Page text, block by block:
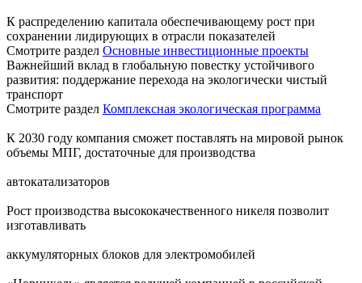
К распределению капитала обеспечивающему рост при
сохранении лидирующих в отрасли показателей
Смотрите раздел Основные инвестиционные проекты
Важнейший вклад в глобальную повестку устойчивого
развития: поддержание перехода на экологически чистый
транспорт
Смотрите раздел Комплексная экологическая программа
К 2030 году компания сможет поставлять на мировой рынок
объемы МПГ, достаточные для производства
автокатализаторов
Рост производства высококачественного никеля позволит
изготавливать
аккумуляторных блоков для электромобилей